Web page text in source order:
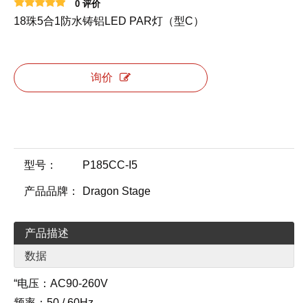
0 评价
18珠5合1防水铸铝LED PAR灯（型C）
询价
型号： P185CC-I5
产品品牌： Dragon Stage
产品描述
数据
“电压：AC90-260V